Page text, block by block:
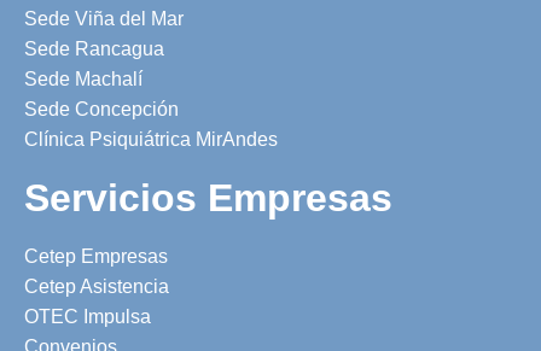
Sede Viña del Mar
Sede Rancagua
Sede Machalí
Sede Concepción
Clínica Psiquiátrica MirAndes
Servicios Empresas
Cetep Empresas
Cetep Asistencia
OTEC Impulsa
Convenios